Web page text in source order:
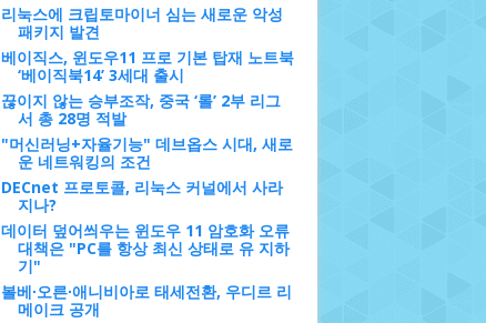
리눅스에 크립토마이너 심는 새로운 악성
패키지 발견
베이직스, 윈도우11 프로 기본 탑재 노트북
‘베이직북14’ 3세대 출시
끊이지 않는 승부조작, 중국 ‘롤’ 2부 리그
서 총 28명 적발
"머신러닝+자율기능" 데브옵스 시대, 새로
운 네트워킹의 조건
DECnet 프로토콜, 리눅스 커널에서 사라
지나?
데이터 덮어씌우는 윈도우 11 암호화 오류
대책은 "PC를 항상 최신 상태로 유 지하
기"
볼베∙오른∙애니비아로 태세전환, 우디르 리
메이크 공개